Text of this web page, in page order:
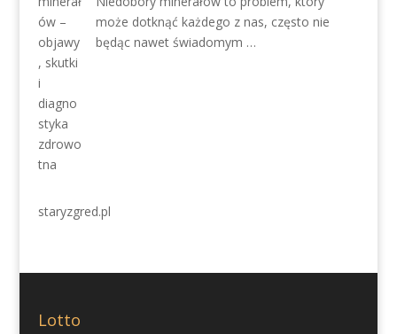
może dotknąć każdego z nas, często nie
będąc nawet świadomym …
staryzgred.pl
Lotto